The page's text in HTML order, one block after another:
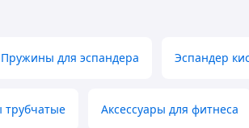
Пружины для эспандера Эспандер
трубчатые Аксессуары для фитнеса